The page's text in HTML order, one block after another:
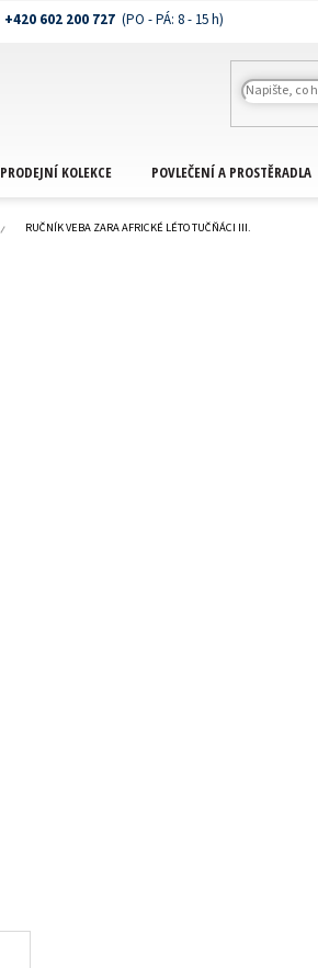
+420 602 200 727
PRODEJNÍ KOLEKCE POVLEČENÍ A PROSTĚRADLA
RUČNÍK VEBA ZARA AFRICKÉ LÉTO TUČŇÁCI III.